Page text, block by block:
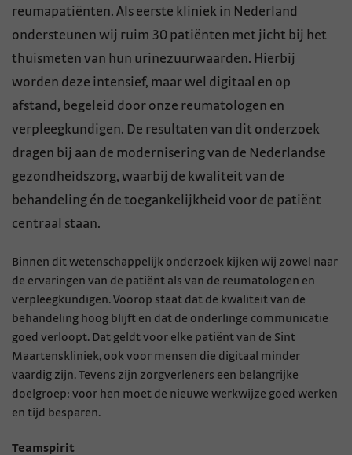
reumapatiënten. Als eerste kliniek in Nederland
ondersteunen wij ruim 30 patiënten met jicht bij het
thuismeten van hun urinezuurwaarden. Hierbij
worden deze intensief, maar wel digitaal en op
afstand, begeleid door onze reumatologen en
verpleegkundigen. De resultaten van dit onderzoek
dragen bij aan de modernisering van de Nederlandse
gezondheidszorg, waarbij de kwaliteit van de
behandeling én de toegankelijkheid voor de patiënt
centraal staan.
Binnen dit wetenschappelijk onderzoek kijken wij zowel naar
de ervaringen van de patiënt als van de reumatologen en
verpleegkundigen. Voorop staat dat de kwaliteit van de
behandeling hoog blijft en dat de onderlinge communicatie
goed verloopt. Dat geldt voor elke patiënt van de Sint
Maartenskliniek, ook voor mensen die digitaal minder
vaardig zijn. Tevens zijn zorgverleners een belangrijke
doelgroep: voor hen moet de nieuwe werkwijze goed werken
en tijd besparen.
Teamspirit